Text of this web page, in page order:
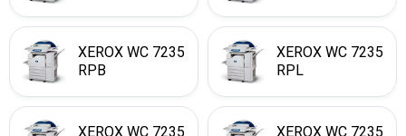
XEROX WC 7235
RPB
XEROX WC 7235
RPL
XEROX WC 7235
XEROX WC 7235